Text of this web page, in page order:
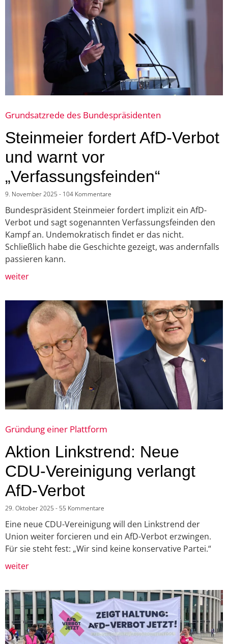
Grundsatzrede des Bundespräsidenten
Steinmeier fordert AfD-Verbot
und warnt vor
„Verfassungsfeinden“
9. November 2025 104 Kommentare
Bundespräsident Steinmeier fordert implizit ein AfD-
Verbot und sagt sogenannten Verfassungsfeinden den
Kampf an. Undemokratisch findet er das nicht.
Schließlich habe die Geschichte gezeigt, was andernfalls
passieren kann.
weiter
Gründung einer Plattform
Aktion Linkstrend: Neue
CDU-Vereinigung verlangt
AfD-Verbot
29. Oktober 2025 55 Kommentare
Eine neue CDU-Vereinigung will den Linkstrend der
Union weiter forcieren und ein AfD-Verbot erzwingen.
Für sie steht fest: „Wir sind keine konservative Partei.“
weiter